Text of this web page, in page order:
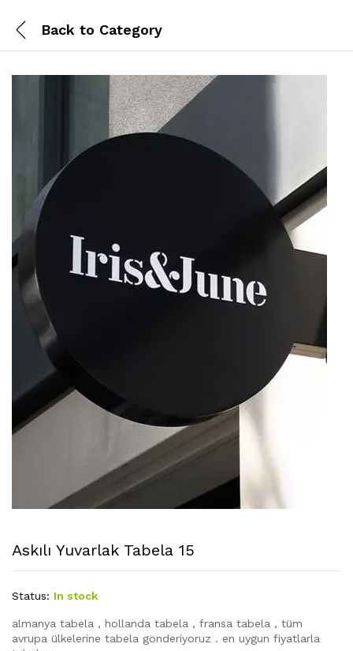
Back to Category
Askılı Yuvarlak Tabela 15
Status: In stock
almanya tabela , hollanda tabela , fransa tabela , tüm
avrupa ülkelerine tabela gönderiyoruz . en uygun fiyatlarla